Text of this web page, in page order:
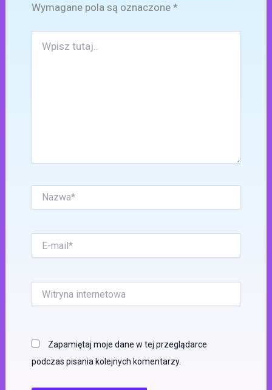
Wymagane pola są oznaczone *
tutaj..
mail*
internetowa
Zapamiętaj moje dane w tej przeglądarce
podczas pisania kolejnych komentarzy.